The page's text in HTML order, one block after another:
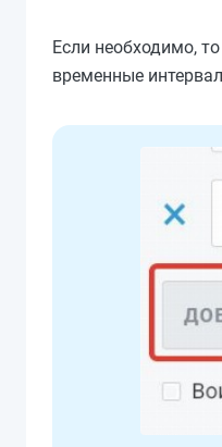
Если необходимо,
временные